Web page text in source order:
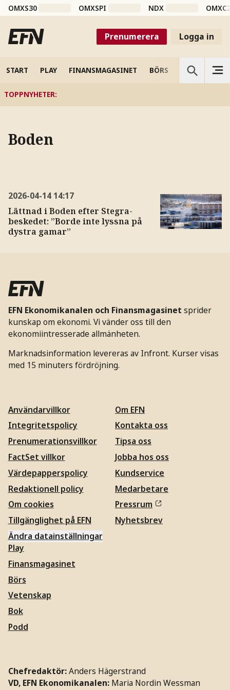
OMXS30 OMXSPI NDX
Prenumerera Logga in
START PLAY FINANSMAGASINET BÖRS VETENSKAP
TOPPNYHETER:
Boden
2026-04-14 14:17
Lättnad i Boden efter Stegra-
beskedet: ”Borde inte lyssna på
dystra gamar”
EFN Ekonomikanalen och Finansmagasinet sprider
kunskap om ekonomi. Vi vänder oss till den
ekonomiintresserade allmänheten.
Marknadsinformation levereras av Infront. Kurser visas
med 15 minuters fördröjning.
Användarvillkor
Integritetspolicy
Prenumerationsvillkor
FactSet villkor
Värdepapperspolicy
Redaktionell policy
Om cookies
Tillgänglighet på EFN
Ändra datainställningar
Om EFN
Kontakta oss
Tipsa oss
Jobba hos oss
Kundservice
Medarbetare
Pressrum
Nyhetsbrev
Play
Finansmagasinet
Börs
Vetenskap
Bok
Podd
Chefredaktör:Anders Hägerstrand
VD, EFN Ekonomikanalen: Maria Nordin Wessman